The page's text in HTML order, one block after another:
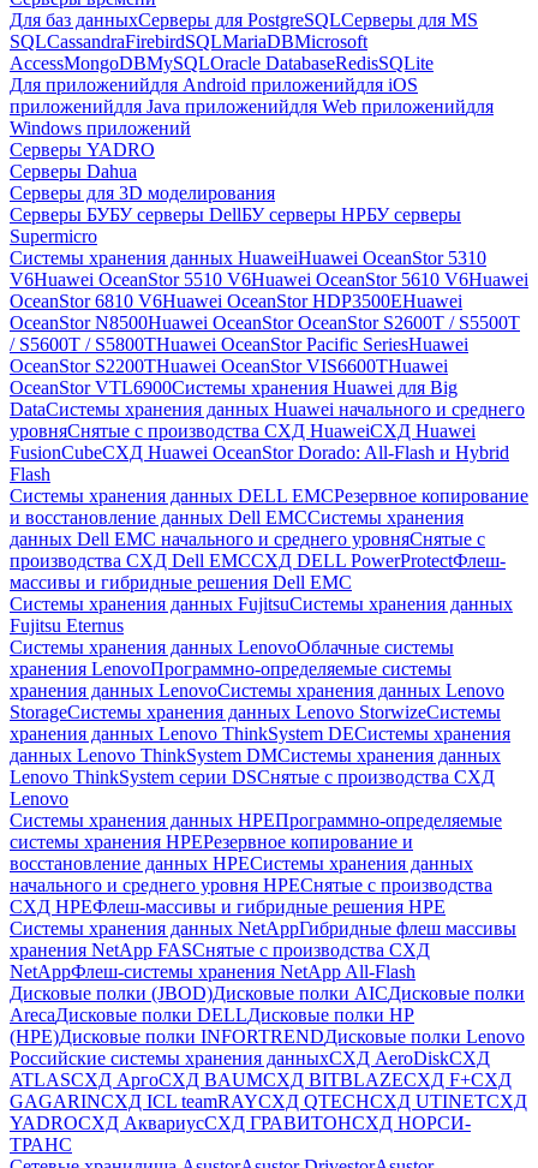
Для баз данныхСерверы для PostgreSQLСерверы для MS
SQLCassandraFirebirdSQLMariaDBMicrosoft
AccessMongoDBMySQLOracle DatabaseRedisSQLite
Для приложенийдля Android приложенийдля iOS
приложенийдля Java приложенийдля Web приложенийдля
Windows приложений
Серверы YADRO
Серверы Dahua
Серверы для 3D моделирования
Серверы БУБУ серверы DellБУ серверы HPБУ серверы
Supermicro
Системы хранения данных HuaweiHuawei OceanStor 5310
V6Huawei OceanStor 5510 V6Huawei OceanStor 5610 V6Huawei
OceanStor 6810 V6Huawei OceanStor HDP3500EHuawei
OceanStor N8500Huawei OceanStor OceanStor S2600T / S5500T
/ S5600T / S5800THuawei OceanStor Pacific SeriesHuawei
OceanStor S2200THuawei OceanStor VIS6600THuawei
OceanStor VTL6900Системы хранения Huawei для Big
DataСистемы хранения данных Huawei начального и среднего
уровняСнятые с производства СХД HuaweiСХД Huawei
FusionCubeСХД Huawei OceanStor Dorado: All-Flash и Hybrid
Flash
Системы хранения данных DELL EMCРезервное копирование
и восстановление данных Dell EMCСистемы хранения
данных Dell EMC начального и среднего уровняСнятые с
производства СХД Dell EMCСХД DELL PowerProtectФлеш-
массивы и гибридные решения Dell EMC
Системы хранения данных FujitsuСистемы хранения данных
Fujitsu Eternus
Системы хранения данных LenovoОблачные системы
хранения LenovoПрограммно-определяемые системы
хранения данных LenovoСистемы хранения данных Lenovo
StorageСистемы хранения данных Lenovo StorwizeСистемы
хранения данных Lenovo ThinkSystem DEСистемы хранения
данных Lenovo ThinkSystem DMСистемы хранения данных
Lenovo ThinkSystem серии DSСнятые с производства СХД
Lenovo
Системы хранения данных HPEПрограммно-определяемые
системы хранения HPEРезервное копирование и
восстановление данных HPEСистемы хранения данных
начального и среднего уровня HPEСнятые с производства
СХД HPEФлеш-массивы и гибридные решения HPE
Cистемы хранения данных NetAppГибридные флеш массивы
хранения NetApp FASСнятые с производства СХД
NetAppФлеш-системы хранения NetApp All-Flash
Дисковые полки (JBOD)Дисковые полки AICДисковые полки
ArecaДисковые полки DELLДисковые полки HP
(HPE)Дисковые полки INFORTRENDДисковые полки Lenovo
Российские системы хранения данныхСХД AeroDiskСХД
ATLASСХД AргоСХД BAUMСХД BITBLAZEСХД F+СХД
GAGARINСХД ICL teamRAYСХД QTECHСХД UTINETСХД
YADROСХД АквариусСХД ГРАВИТОНСХД НОРСИ-
ТРАНС